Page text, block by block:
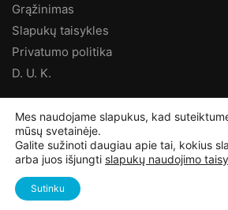
Grąžinimas
Slapukų taisykles
Privatumo politika
D. U. K.
©Ampertas.lt2025, Visos teisės
Mes naudojame slapukus, kad
mūsų svetainėje.
Galite sužinoti daugiau apie tai, kokius
arba juos išjungti slapukų naudojimo
Sutinku